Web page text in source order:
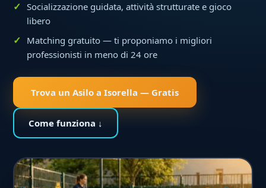
Socializzazione guidata, attività strutturate e gioco
libero
Matching gratuito — ti proponiamo i migliori
professionisti in meno di 24 ore
Trova un Asilo a Isorella — Gratis
Come funziona ↓